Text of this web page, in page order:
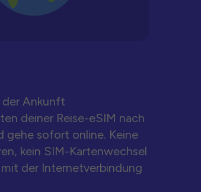
der Ankunft
deiner Reise-eSIM nach
gehe sofort online. Keine
kein SIM-Kartenwechsel
der Internetverbindung